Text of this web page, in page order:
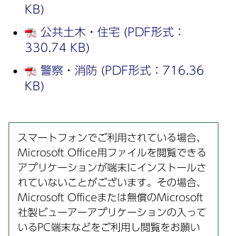
KB)
公共土木・住宅 (PDF形式：
330.74 KB)
警察・消防 (PDF形式：716.36
KB)
スマートフォンでご利用されている場合、
Microsoft Office用ファイルを閲覧できる
アプリケーションが端末にインストールさ
れていないことがございます。その場合、
Microsoft Officeまたは無償のMicrosoft
社製ビューアーアプリケーションの入って
いるPC端末などをご利用し閲覧をお願い